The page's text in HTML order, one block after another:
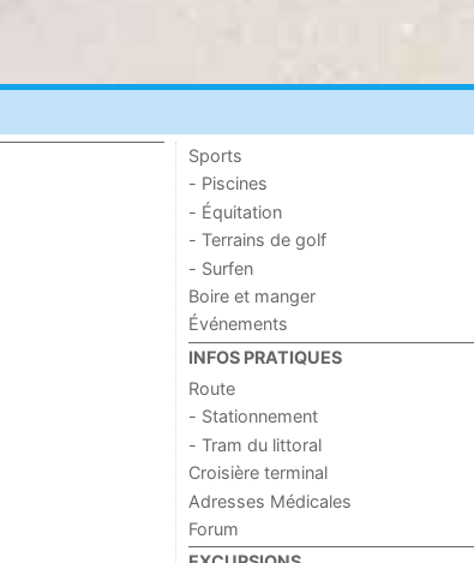
Sports
- Piscines
- Équitation
- Terrains de golf
- Surfen
Boire et manger
Événements
INFOS PRATIQUES
Route
- Stationnement
- Tram du littoral
Croisière terminal
Adresses Médicales
Forum